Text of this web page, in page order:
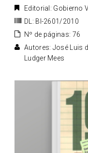
Editorial: Gobierno
DL: BI-2601/2010
Nº de páginas: 76
Autores: José Luis
Ludger Mees